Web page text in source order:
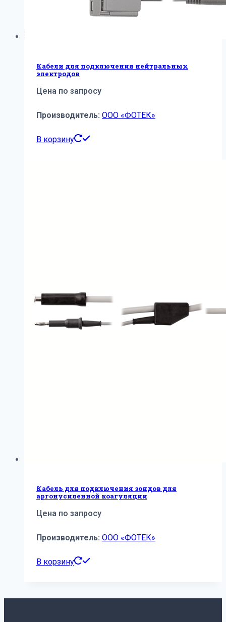
Кабели для подключения нейтральных
электродов
Цена по запросу
Производитель: ООО «ФОТЕК»
В корзину
Кабель для подключения зондов для
аргонусиленной коагуляции
Цена по запросу
Производитель: ООО «ФОТЕК»
В корзину